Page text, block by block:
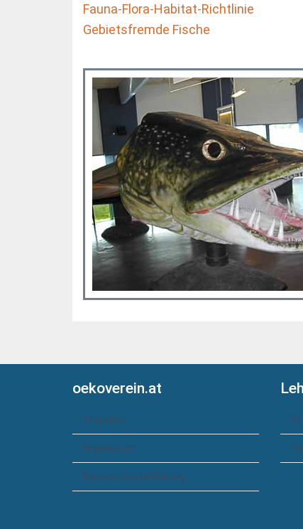
Fauna-Flora-Habitat-Richtlinie
Gebietsfremde Fische
oekoverein.at
Aktuelles
Impressum
Datenschutzerklärung